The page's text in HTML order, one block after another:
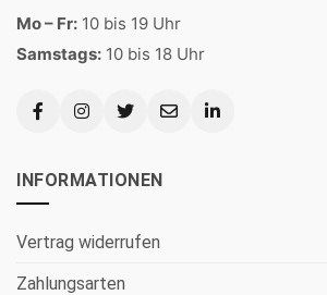
Mo – Fr: 10 bis 19 Uhr
Samstags: 10 bis 18 Uhr
INFORMATIONEN
Vertrag widerrufen
Zahlungsarten